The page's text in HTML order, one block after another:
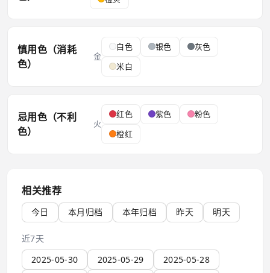
慎用色（消耗
色）
金
白色 银色
灰色
米白
忌用色（不利
色）
火
红色 紫色
粉色
橙红
相关推荐
今日 本月归档 本年归档 昨天 明天
近7天
2025-05-30
2025-05-29
2025-05-28